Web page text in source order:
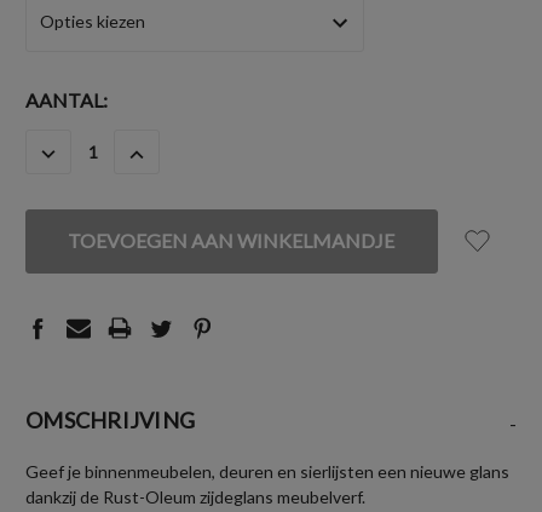
HUIDIGE
AANTAL:
HOEVEELHEID
VAN
UNDEFINED
HOEVEELHEID
VAN
UNDEFINED
OMSCHRIJVING -
Geef je binnenmeubelen, deuren en sierlijsten een nieuwe glans
dankzij de Rust-Oleum zijdeglans meubelverf.